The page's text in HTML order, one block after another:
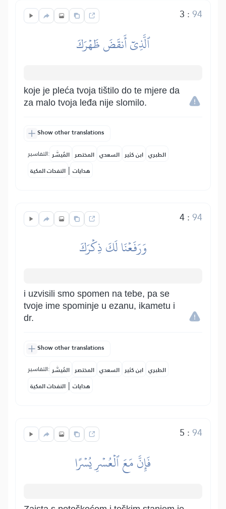
3 :94
ٱلَّذِيٓ أَنقَضَ ظَهۡرَكَ
koje je pleća tvoja tištilo do te mjere da
za malo tvoja leđa nije slomilo.
Show other translations
التفاسير: المُيسَّر المختصر السعدي ابن كثير الطبري
النفحات المكية | هدايات
4:94
وَرَفَعۡنَا لَكَ ذِكۡرَكَ
i uzvisili smo spomen na tebe, pa se
tvoje ime spominje u ezanu, ikametu i
dr.
Show other translations
التفاسير: المُيسَّر المختصر السعدي ابن كثير الطبري
النفحات المكية | هدايات
5 :94
فَإِنَّ مَعَ ٱلۡعُسۡرِ يُسۡرًا